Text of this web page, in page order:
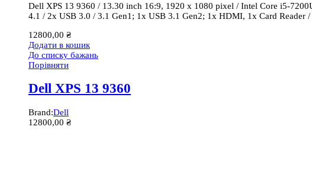
Dell XPS 13 9360 / 13.30 inch 16:9, 1920 x 1080 pixel / Intel Core i5-
4.1 / 2x USB 3.0 / 3.1 Gen1; 1x USB 3.1 Gen2; 1x HDMI, 1x Card Reader
12800,00 ₴
Додати в кошик
До списку бажань
Порівняти
Dell XPS 13 9360
Brand:Dell
12800,00 ₴